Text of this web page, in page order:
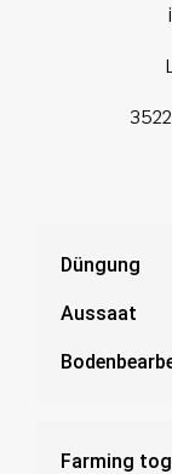
Düngung
Aussaat
Farming